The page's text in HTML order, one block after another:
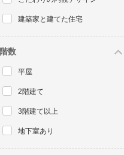
建築家と建てた住宅
階数
平屋
2階建て
3階建て以上
地下室あり